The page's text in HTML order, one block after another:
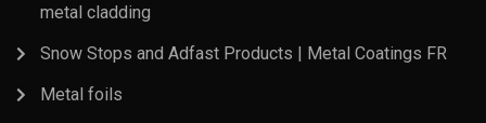
metal cladding
Snow Stops and Adfast Products | Metal Coatings FR
Metal foils